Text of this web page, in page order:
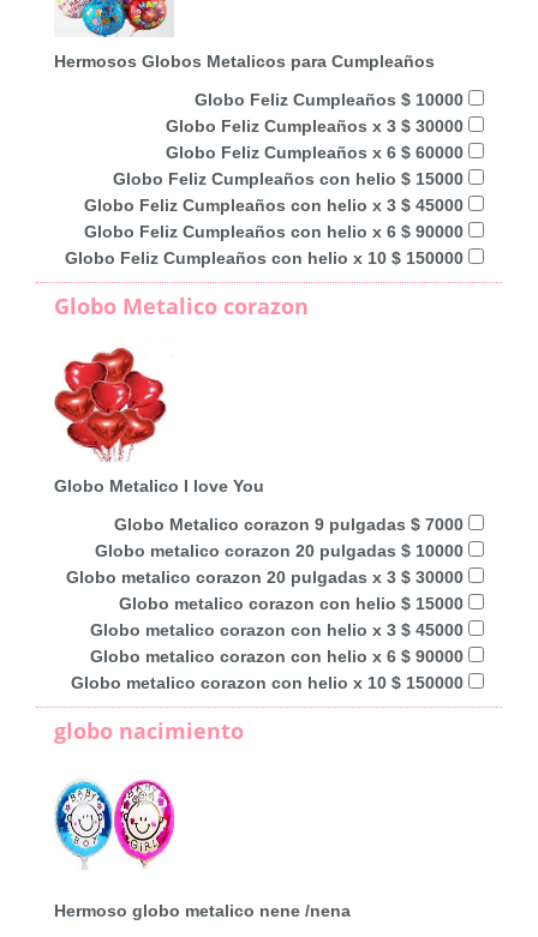
Hermosos Globos Metalicos para Cumpleaños
Globo Feliz Cumpleaños $ 10000
Globo Feliz Cumpleaños x 3 $ 30000
Globo Feliz Cumpleaños x 6 $ 60000
Globo Feliz Cumpleaños con helio $ 15000
Globo Feliz Cumpleaños con helio x 3 $ 45000
Globo Feliz Cumpleaños con helio x 6 $ 90000
Globo Feliz Cumpleaños con helio x 10 $ 150000
Globo Metalico corazon
Globo Metalico I love You
Globo Metalico corazon 9 pulgadas $ 7000
Globo metalico corazon 20 pulgadas $ 10000
Globo metalico corazon 20 pulgadas x 3 $ 30000
Globo metalico corazon con helio $ 15000
Globo metalico corazon con helio x 3 $ 45000
Globo metalico corazon con helio x 6 $ 90000
Globo metalico corazon con helio x 10 $ 150000
globo nacimiento
Hermoso globo metalico nene /nena